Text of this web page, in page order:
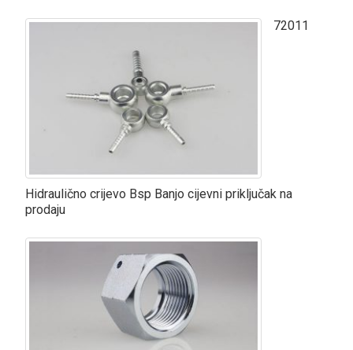
72011
Hidraulično crijevo Bsp Banjo cijevni priključak na
prodaju